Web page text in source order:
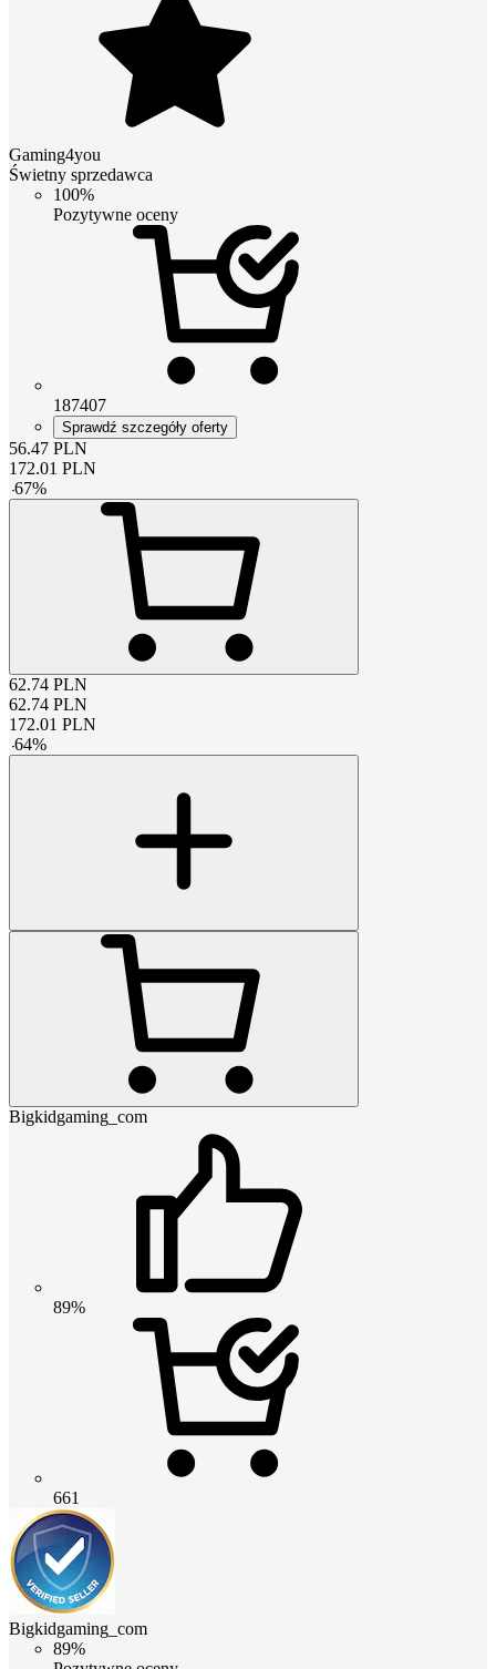
Gaming4you
Świetny sprzedawca
100%
Pozytywne oceny
187407
Sprawdź szczegóły oferty
56.47 PLN
172.01 PLN
-67%
62.74 PLN
62.74 PLN
172.01 PLN
-64%
Bigkidgaming_com
89%
661
Bigkidgaming_com
89%